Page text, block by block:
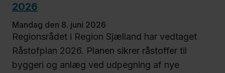
2026
mandag den 8. juni 2026
Regionsrådet i Region Sjælland har vedtaget
Råstofplan 2026. Planen sikrer råstoffer til
byggeri og anlæg ved udpegning af nye